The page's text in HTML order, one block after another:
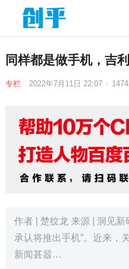
同样都是做手机，吉
专栏 2022年7月11日 22:07 · 1474
作者 | 楚纹龙 来源 | 洞见新
承认将推出手机”。近来，
新闻甚嚣…